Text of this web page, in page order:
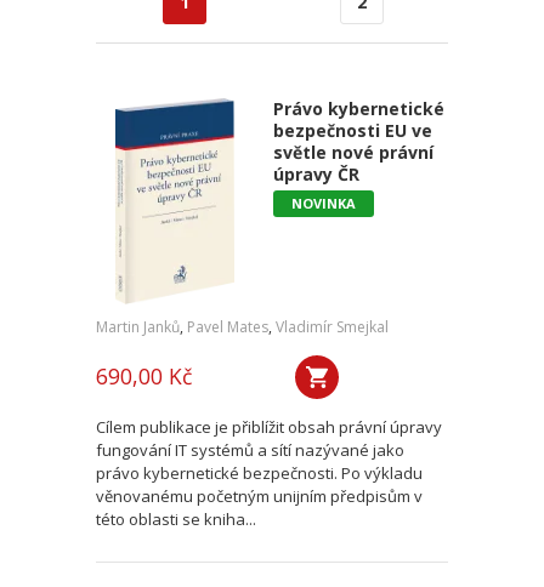
Právo kybernetické
bezpečnosti EU ve
světle nové právní
úpravy ČR
NOVINKA
Martin Janků, Pavel Mates, Vladimír Smejkal
690,00 Kč
Cílem publikace je přiblížit obsah právní úpravy
fungování IT systémů a sítí nazývané jako
právo kybernetické bezpečnosti. Po výkladu
věnovanému početným unijním předpisům v
této oblasti se kniha...